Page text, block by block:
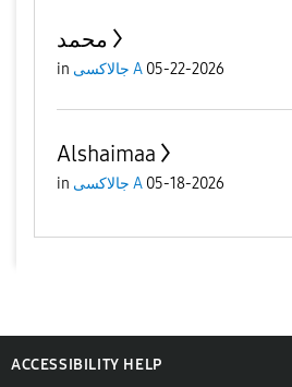
محمد
in جالاكسى A 05-22-2026
Alshaimaa
in جالاكسى A 05-18-2026
ACCESSIBILITY HELP